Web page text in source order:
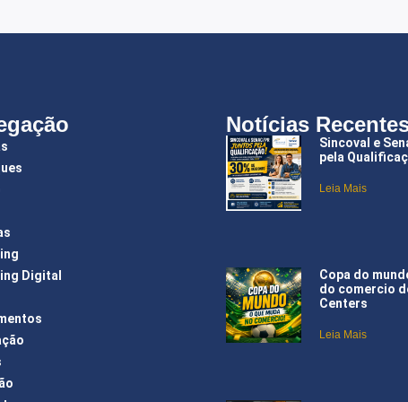
Digital
Notícias
Sincoval e
pela
Leia Mais
Copa do
do comercio
Centers
Leia Mais